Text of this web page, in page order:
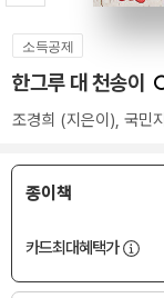
소득공제
한그루 대 천송이
조경희 (지은이), 국민지
종이책
카드최대혜택가